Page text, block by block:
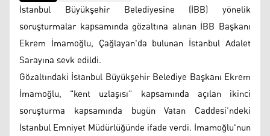
İstanbul Büyükşehir Belediyesine (İBB) yönelik
soruşturmalar kapsamında gözaltına alınan İBB Başkanı
Ekrem İmamoğlu, Çağlayan'da bulunan İstanbul Adalet
Sarayına sevk edildi.
Gözaltındaki İstanbul Büyükşehir Belediye Başkanı Ekrem
İmamoğlu, "kent uzlaşısı” kapsamında açılan ikinci
soruşturma kapsamında bugün Vatan Caddesi’ndeki
İstanbul Emniyet Müdürlüğünde ifade verdi. İmamoğlu'nun